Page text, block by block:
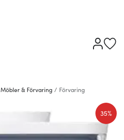
Möbler & Förvaring / Förvaring
35%